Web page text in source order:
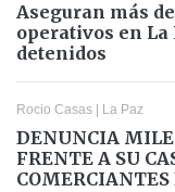
Aseguran más
operativos en La
detenidos
Rocio Casas La Paz
DENUNCIA
FRENTE A SU
COMERCIANTES